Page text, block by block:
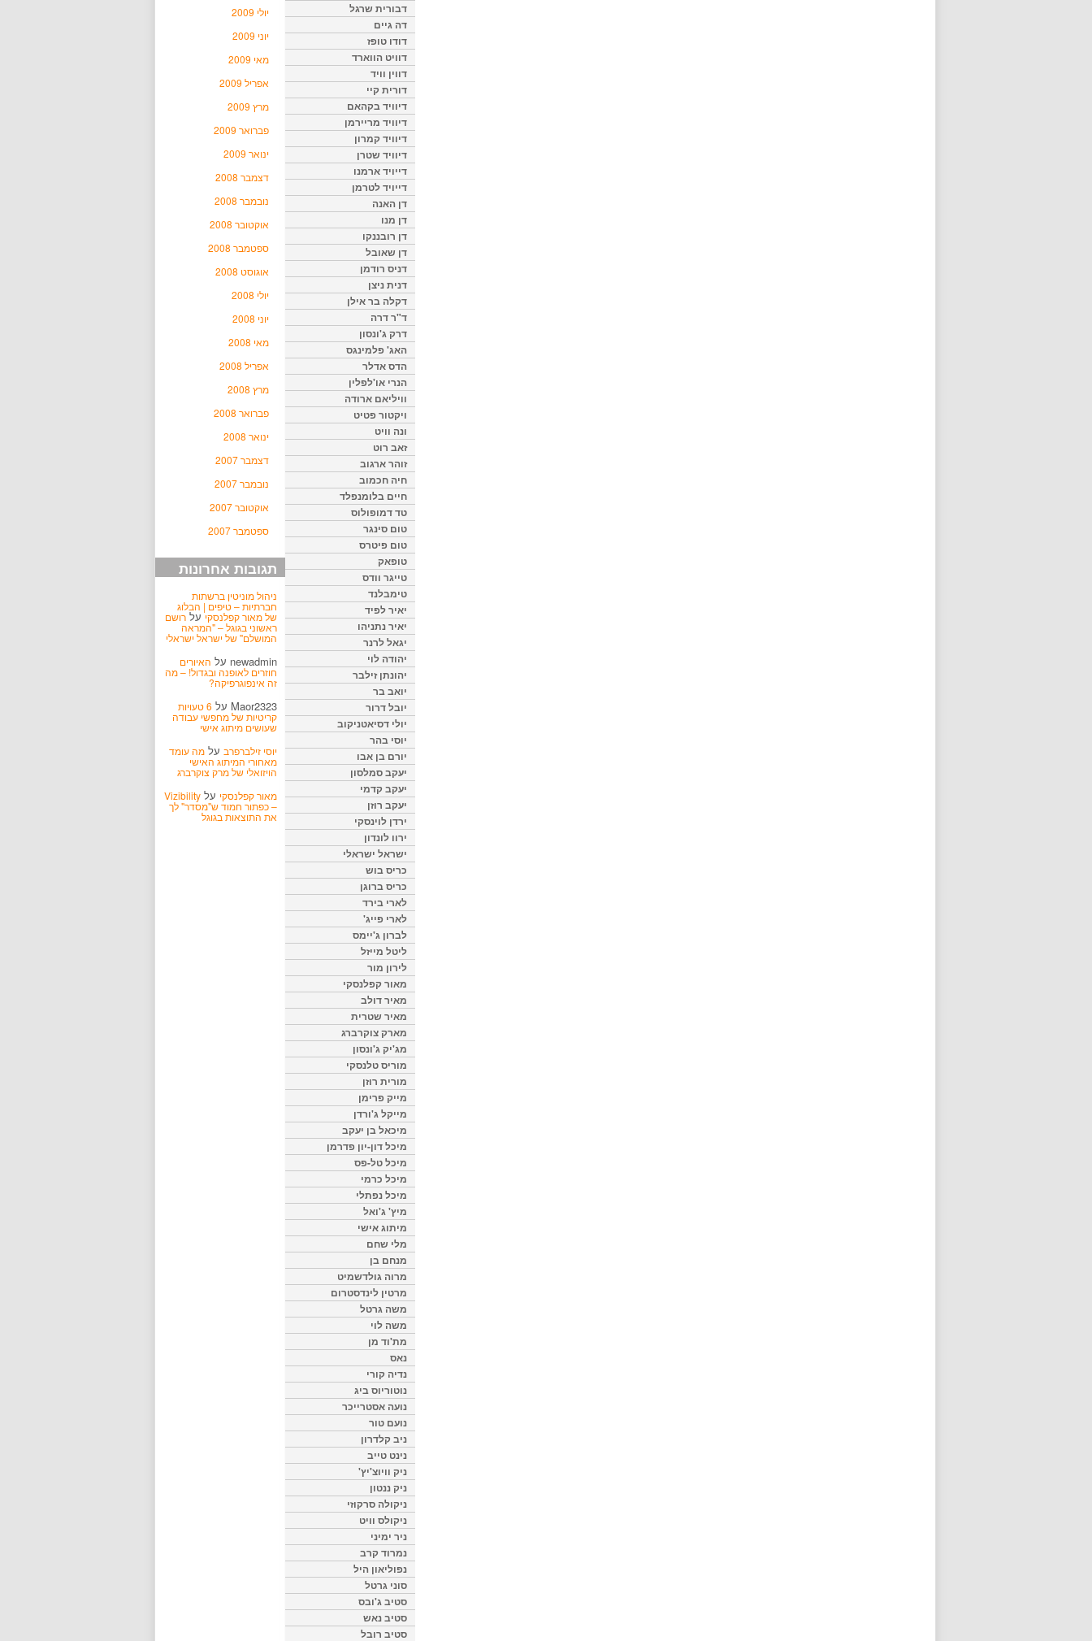
יולי 2009
יוני 2009
מאי 2009
אפריל 2009
מרץ 2009
פברואר 2009
ינואר 2009
דצמבר 2008
נובמבר 2008
אוקטובר 2008
ספטמבר 2008
אוגוסט 2008
יולי 2008
יוני 2008
מאי 2008
אפריל 2008
מרץ 2008
פברואר 2008
ינואר 2008
דצמבר 2007
נובמבר 2007
אוקטובר 2007
ספטמבר 2007
תגובות אחרונות
ניהול מוניטין ברשתות
חברתיות – טיפים | הבלוג
של מאור קפלנסקיעל רושם
ראשוני בגוגל – "המראה
המושלם" של ישראל ישראלי
newadmin על האיורים
חוזרים לאופנה ובגדול! – מה
זה אינפוגרפיקה?
Maor2323 על 6 טעויות
קריטיות של מחפשי עבודה
שעושים מיתוג אישי
יוסי זילברפרב על מה עומד
מאחורי המיתוג האישי
הויזואלי של מרק צוקרברג
מאור קפלנסקי על Vizibility
– כפתור חמוד ש"מסדר" לך
את התוצאות בגוגל
דבורית שרגל
דה גיים
דודו טופז
דוויט הווארד
דווין וויד
דורית קיי
דיוויד בקהאם
דיוויד מריירמן
דיוויד קמרון
דיוויד שטרן
דייויד ארמנו
דייויד לטרמן
דן האנה
דן מנו
דן רובננקו
דן שאובל
דניס רודמן
דנית ניצן
דקלה בר אילן
ד"ר דרה
דרק ג'ונסון
האג' פלמינגס
הדס אדלר
הנרי או'לפלין
וויליאם ארודה
ויקטור פטיט
ונה וויט
זאב רוט
זוהר ארגוב
חיה חכמוב
חיים בלומנפלד
טד דמופולוס
טום סינגר
טום פיטרס
טופאק
טייגר וודס
טימבלנד
יאיר לפיד
יאיר נתניהו
יגאל לרנר
יהודה לוי
יהונתן זילבר
יואב בר
יובל דרור
יולי דסיאטניקוב
יוסי בהר
יורם בן אבו
יעקב סמלסון
יעקב קדמי
יעקב רוזן
ירדן לוינסקי
ירוו לונדון
ישראל ישראלי
כריס בוש
כריס ברוגן
לארי בירד
לארי פייג'
לברון ג'יימס
ליטל מייזל
לירון מור
מאור קפלנסקי
מאיר דולב
מאיר שטרית
מארק צוקרברג
מג'יק ג'ונסון
מוריס טלנסקי
מורית רוזן
מייק פרימן
מייקל ג'ורדן
מיכאל בן יעקב
מיכל דון-יון פדרמן
מיכל טל-פס
מיכל כרמי
מיכל נפתלי
מיץ' ג'ואל
מיתוג אישי
מלי שחם
מנחם בן
מרוה גולדשמיט
מרטין לינדסטרום
משה גרטל
משה לוי
מת'וד מן
נאס
נדיה קורי
נוטוריוס ביג
נועה אסטרייכר
נועם טור
ניב קלדרון
נינט טייב
ניק וויוצ'יץ'
ניק ננטון
ניקולה סרקוזי
ניקולס וויט
ניר ימיני
נמרוד קרב
נפוליאון היל
סוני גרטל
סטיב ג'ובס
סטיב נאש
סטיב רובל